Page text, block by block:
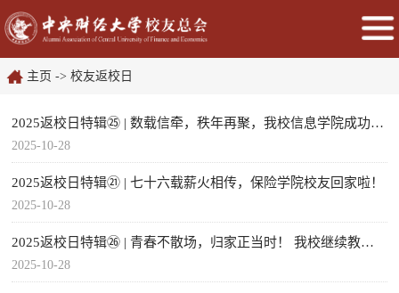
主页 -> 校友返校日
2025返校日特辑㉕ | 数载信牵，秩年再聚，我校信息学院成功举办校友返校活动
2025-10-28
2025返校日特辑㉑ | 七十六载薪火相传，保险学院校友回家啦！
2025-10-28
2025返校日特辑㉖ | 青春不散场，归家正当时！ 我校继续教育学院“归家·印象”校友...
2025-10-28